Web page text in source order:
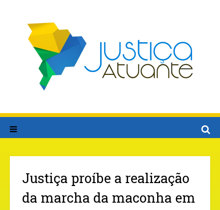
Justiça proíbe a realização
da marcha da maconha em